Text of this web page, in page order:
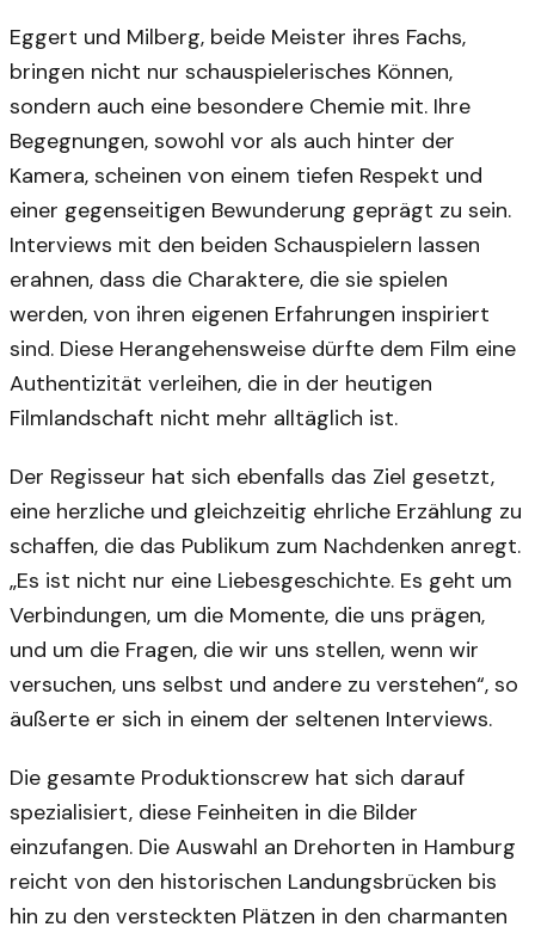
Eggert und Milberg, beide Meister ihres Fachs,
bringen nicht nur schauspielerisches Können,
sondern auch eine besondere Chemie mit. Ihre
Begegnungen, sowohl vor als auch hinter der
Kamera, scheinen von einem tiefen Respekt und
einer gegenseitigen Bewunderung geprägt zu sein.
Interviews mit den beiden Schauspielern lassen
erahnen, dass die Charaktere, die sie spielen
werden, von ihren eigenen Erfahrungen inspiriert
sind. Diese Herangehensweise dürfte dem Film eine
Authentizität verleihen, die in der heutigen
Filmlandschaft nicht mehr alltäglich ist.
Der Regisseur hat sich ebenfalls das Ziel gesetzt,
eine herzliche und gleichzeitig ehrliche Erzählung zu
schaffen, die das Publikum zum Nachdenken anregt.
„Es ist nicht nur eine Liebesgeschichte. Es geht um
Verbindungen, um die Momente, die uns prägen,
und um die Fragen, die wir uns stellen, wenn wir
versuchen, uns selbst und andere zu verstehen“, so
äußerte er sich in einem der seltenen Interviews.
Die gesamte Produktionscrew hat sich darauf
spezialisiert, diese Feinheiten in die Bilder
einzufangen. Die Auswahl an Drehorten in Hamburg
reicht von den historischen Landungsbrücken bis
hin zu den versteckten Plätzen in den charmanten